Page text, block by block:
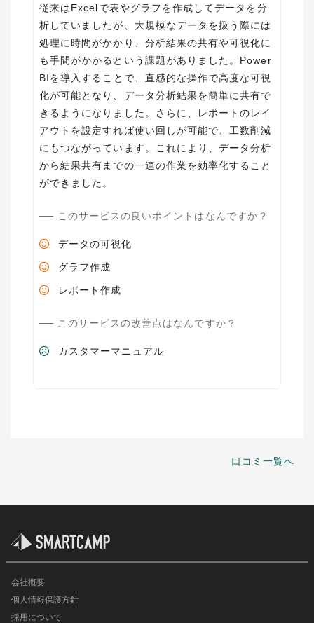
従来はExcelで表やグラフを作成してデータを分
析していましたが、大規模なデータを扱う際には
処理に時間がかかり、分析結果の共有や可視化に
も手間がかかるという課題がありました。Power
BIを導入することで、直感的な操作で高度な可視
化が可能となり、データ分析結果を簡単に共有で
きるようになりました。さらに、レポートのレイ
アウトを設定すれば使い回しが可能で、工数削減
にもつながっています。これにより、データ分析
から結果共有までの一連の作業を効率化すること
ができました。
このサービスの良いポイントはなんですか？
データの可視化
グラフ作成
レポート作成
このサービスの改善点はなんですか？
カスタマーマニュアル
口コミ一覧へ
会社概要
個人情報保護方針
採用について